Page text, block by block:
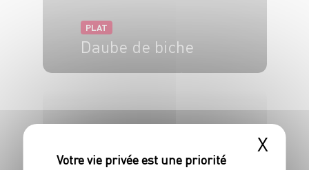
PLAT
Daube de biche
X